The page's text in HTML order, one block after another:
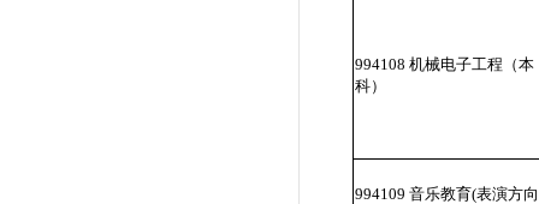
994108 机械电子工程（本
科）
994109 音乐教育(表演方